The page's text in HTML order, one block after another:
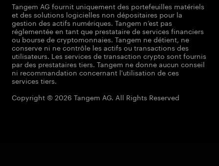
Tangem AG fournit uniquement des portefeuilles matériels
et des solutions logicielles non dépositaires pour la
gestion des actifs numériques. Tangem n’est pas
réglementée en tant que prestataire de services financiers
ou bourse de cryptomonnaies. Tangem ne détient, ne
conserve ni ne contrôle les actifs ou transactions des
utilisateurs. Les services de transaction crypto sont fournis
par des prestataires tiers. Tangem ne donne aucun conseil
ni recommandation concernant l'utilisation de ces
services tiers.